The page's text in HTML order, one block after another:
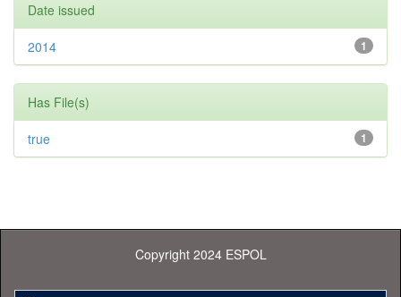
Date issued
1
2014
Has File(s)
1
true
Copyright 2024 ESPOL